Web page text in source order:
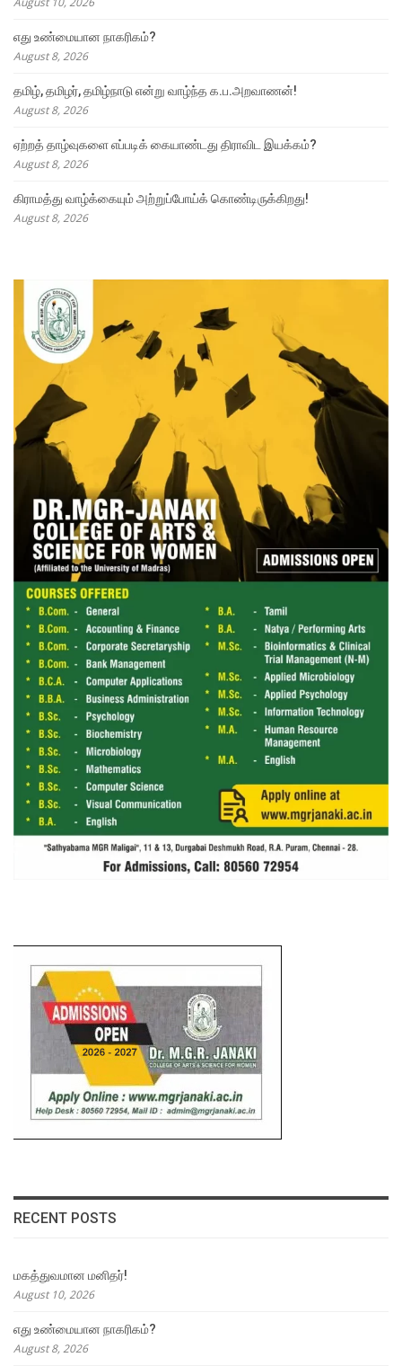
எது உண்மையான நாகரிகம்?
August 8, 2026
தமிழ், தமிழர், தமிழ்நாடு என்று வாழ்ந்த க.ப.அறவாணன்!
August 8, 2026
ஏற்றத் தாழ்வுகளை எப்படிக் கையாண்டது திராவிட இயக்கம்?
August 8, 2026
கிராமத்து வாழ்க்கையும் அற்றுப்போய்க் கொண்டிருக்கிறது!
August 8, 2026
RECENT POSTS
மகத்துவமான மனிதர்!
August 10, 2026
எது உண்மையான நாகரிகம்?
August 8, 2026